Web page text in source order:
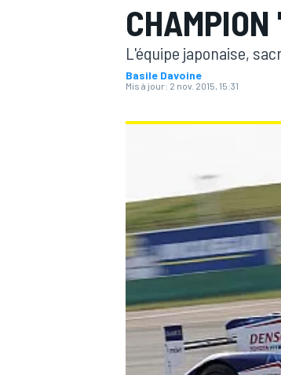
MOTOGP
L'équipe japonaise,
Basile Davoine
Mis à jour: 2 nov. 2015, 15:31